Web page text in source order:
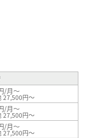
/月～
27,500円～
/月～
27,500円～
/月～
27,500円～